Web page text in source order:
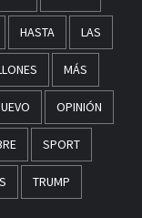
HASTA LAS
MÁS
OPINIÓN
SPORT
TRUMP